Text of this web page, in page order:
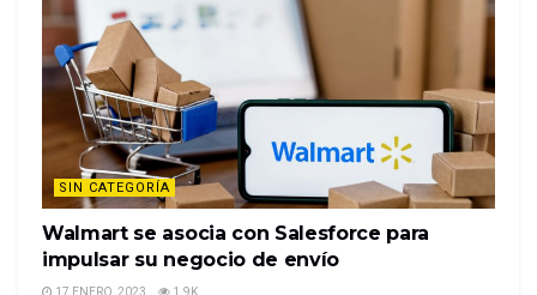
SIN CATEGORÍA
Walmart se asocia con Salesforce para
impulsar su negocio de envío